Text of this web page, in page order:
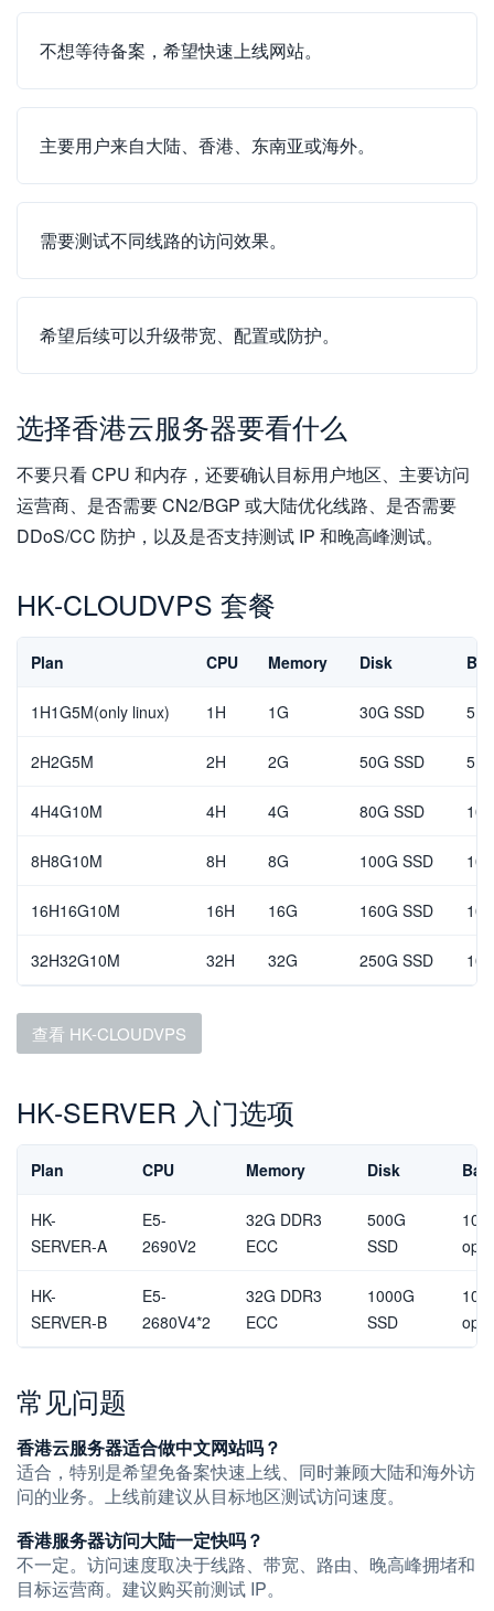
不想等待备案，希望快速上线网站。
主要用户来自大陆、香港、东南亚或海外。
需要测试不同线路的访问效果。
希望后续可以升级带宽、配置或防护。
选择香港云服务器要看什么
不要只看 CPU 和内存，还要确认目标用户地区、主要访问
运营商、是否需要 CN2/BGP 或大陆优化线路、是否需要
DDoS/CC 防护，以及是否支持测试 IP 和晚高峰测试。
HK-CLOUDVPS 套餐
Plan CPU Memory Disk
1H1G5M(only linux) 1H 1G 30G SSD
2H2G5M 2H 2G 50G SSD
4H4G10M 4H 4G 80G SSD
8H8G10M 8H 8G 100G SSD
16H16G10M 16H 16G 160G SSD
32H32G10M 32H 32G 250G SSD
查看 HK-CLOUDVPS
HK-SERVER 入门选项
Plan CPU Memory Disk
HK-
SERVER-A
E5-
2690V2
32G DDR3
ECC
500G
SSD
HK-
SERVER-B
E5-
2680V4*2
32G DDR3
ECC
1000G
SSD
常见问题
香港云服务器适合做中文网站吗？
适合，特别是希望免备案快速上线、同时兼顾大陆和海外访
问的业务。上线前建议从目标地区测试访问速度。
香港服务器访问大陆一定快吗？
不一定。访问速度取决于线路、带宽、路由、晚高峰拥堵和
目标运营商。建议购买前测试 IP。